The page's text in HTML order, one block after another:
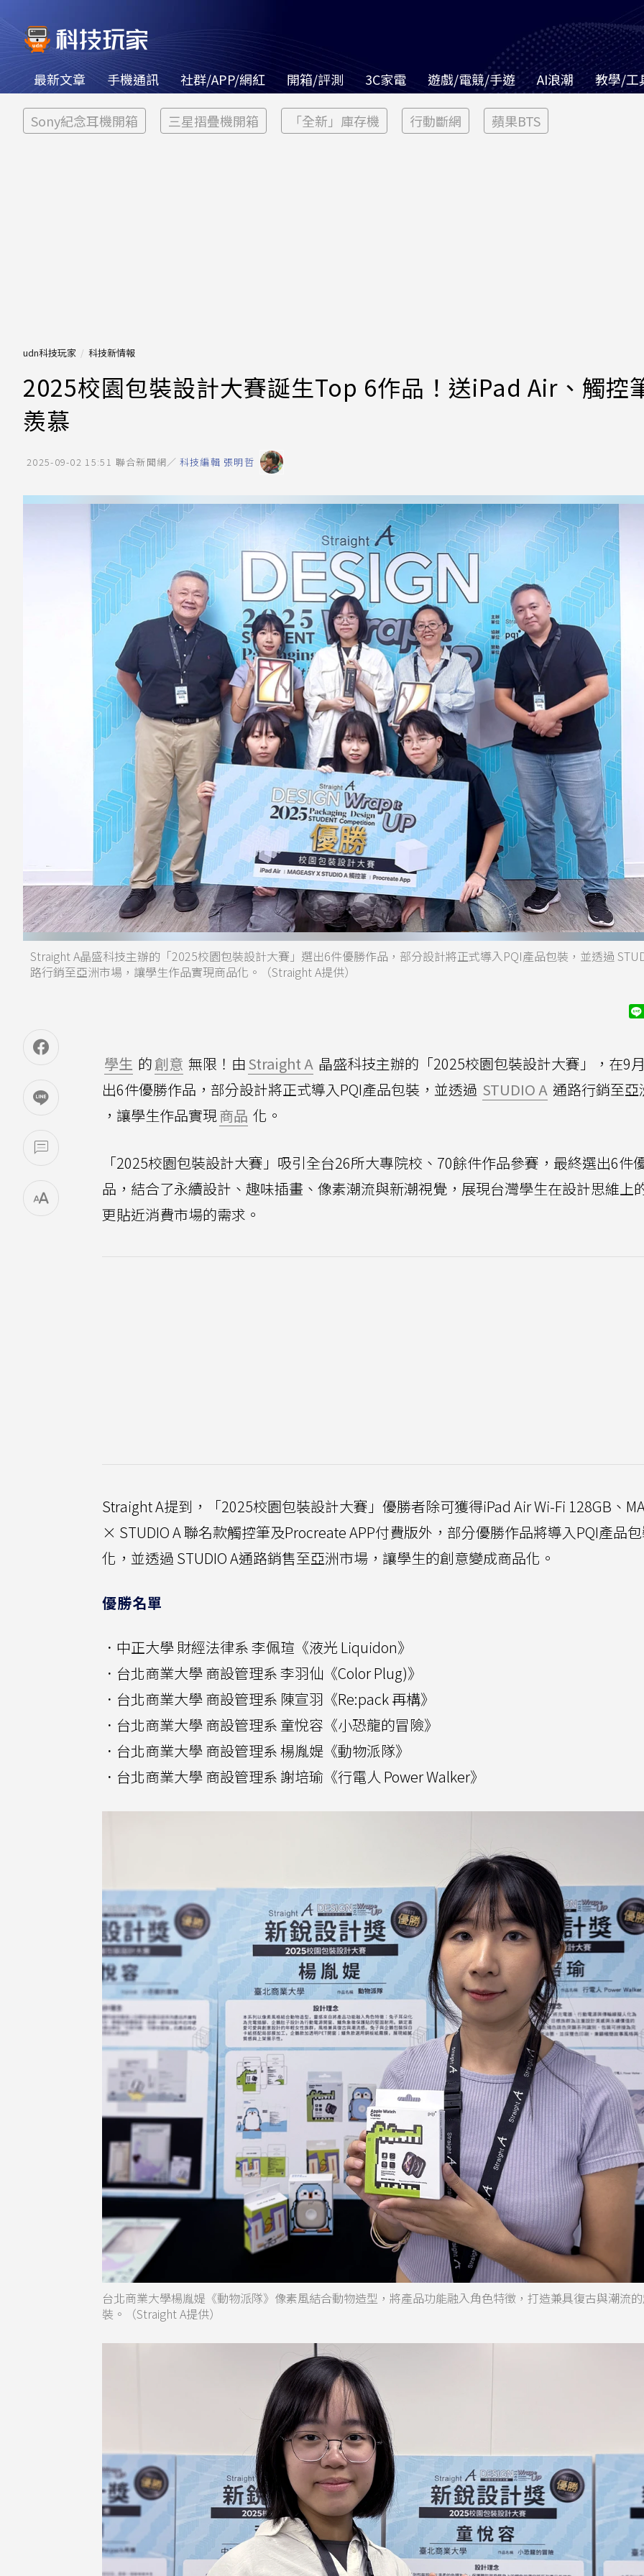
最新文章 手機通訊 社群/APP/網紅 開箱/評測 3C家電 遊戲/電競/手遊 AI浪潮 教學/工
Sony紀念耳機開箱 三星摺疊機開箱 「全新」庫存機 行動斷網 蘋果BTS
udn科技玩家 科技新情報
2025校園包裝設計大賽誕生Top 6作品！送iPad Air、觸控
羨慕
2025-09-02 15:51 聯合新聞網／ 科技編輯 張明哲
Straight A晶盛科技主辦的「2025校園包裝設計大賽」選出6件優勝作品，部分設計將正式導入PQI產品包裝，並透過
路行銷至亞洲市場，讓學生作品實現商品化。（Straight A提供）
學生 的創意 無限！由Straight A 晶盛科技主辦的「2025校園包裝設計大賽」，在9
出6件優勝作品，部分設計將正式導入PQI產品包裝，並透過 STUDIO A 通路行銷至亞
，讓學生作品實現商品 化。
「2025校園包裝設計大賽」吸引全台26所大專院校、70餘件作品參賽，最終選出6件
品，結合了永續設計、趣味插畫、像素潮流與新潮視覺，展現台灣學生在設計思維上
更貼近消費市場的需求。
Straight A提到，「2025校園包裝設計大賽」優勝者除可獲得iPad Air Wi-Fi 128GB、
× STUDIO A 聯名款觸控筆及Procreate APP付費版外，部分優勝作品將導入PQI產品
化，並透過 STUDIO A通路銷售至亞洲市場，讓學生的創意變成商品化。
優勝名單
．中正大學 財經法律系 李佩瑄《液光 Liquidon》
．台北商業大學 商設管理系 李羽仙《Color Plug)》
．台北商業大學 商設管理系 陳宣羽《Re:pack 再構》
．台北商業大學 商設管理系 童悅容《小恐龍的冒險》
．台北商業大學 商設管理系 楊胤媞《動物派隊》
．台北商業大學 商設管理系 謝培瑜《行電人 Power Walker》
台北商業大學楊胤媞《動物派隊》像素風結合動物造型，將產品功能融入角色特徵，打造兼具復古與潮流
裝。（Straight A提供）